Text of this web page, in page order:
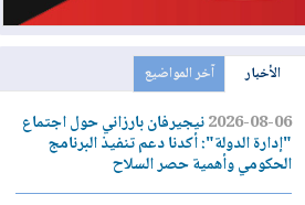
الأخبار آخر المواضيع
2026-08-06نيجيرفان بارزاني حول اجتماع
"إدارة الدولة": أكدنا دعم تنفيذ البرنامج
الحكومي وأهمية حصر السلاح